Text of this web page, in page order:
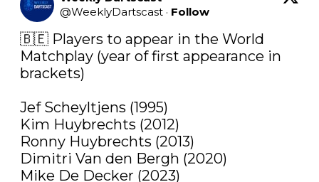
@WeeklyDartscast · Follow
🇧🇪 Players to appear in the World
Matchplay (year of first appearance in
brackets)
Jef Scheyltjens (1995)
Kim Huybrechts (2012)
Ronny Huybrechts (2013)
Dimitri Van den Bergh (2020)
Mike De Decker (2023)